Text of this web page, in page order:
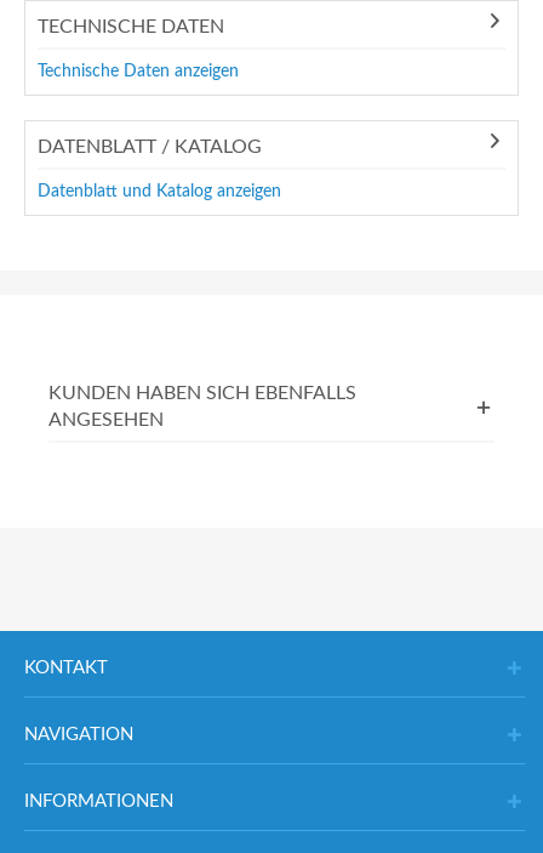
TECHNISCHE DATEN
Technische Daten anzeigen
DATENBLATT / KATALOG
Datenblatt und Katalog anzeigen
KUNDEN HABEN SICH EBENFALLS
ANGESEHEN
KONTAKT
NAVIGATION
INFORMATIONEN